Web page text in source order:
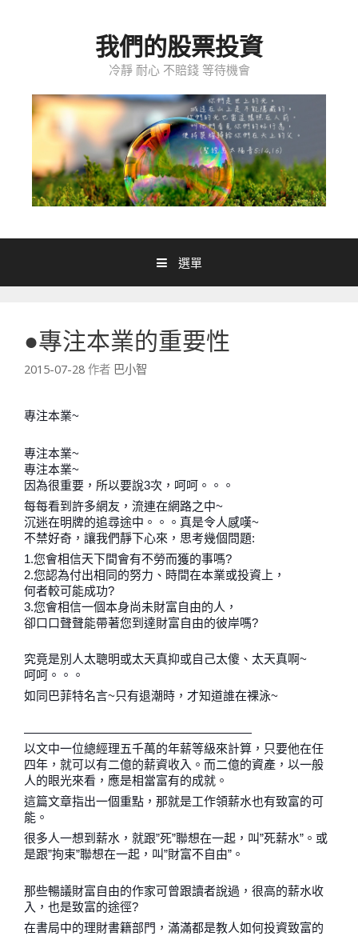
我們的股票投資
冷靜 耐心 不賠錢 等待機會
選單
●專注本業的重要性
2015-07-28 作者 巴小智
專注本業~
專注本業~
專注本業~
因為很重要，所以要說3次，呵呵。。。
每每看到許多網友，流連在網路之中~
沉迷在明牌的追尋途中。。。真是令人感嘆~
不禁好奇，讓我們靜下心來，思考幾個問題:
1.您會相信天下間會有不勞而獲的事嗎?
2.您認為付出相同的努力、時間在本業或投資上，
何者較可能成功?
3.您會相信一個本身尚未財富自由的人，
卻口口聲聲能帶著您到達財富自由的彼岸嗎?
究竟是別人太聰明或太天真抑或自己太傻、太天真啊~
呵呵。。。
如同巴菲特名言~只有退潮時，才知道誰在裸泳~
———————————————————
以文中一位總經理五千萬的年薪等級來計算，只要他在任
四年，就可以有二億的薪資收入。而二億的資產，以一般
人的眼光來看，應是相當富有的成就。
這篇文章指出一個重點，那就是工作領薪水也有致富的可
能。
很多人一想到薪水，就跟”死”聯想在一起，叫”死薪水”。或
是跟”拘束”聯想在一起，叫”財富不自由”。
那些暢議財富自由的作家可曾跟讀者說過，很高的薪水收
入，也是致富的途徑?
在書局中的理財書籍部門，滿滿都是教人如何投資致富的